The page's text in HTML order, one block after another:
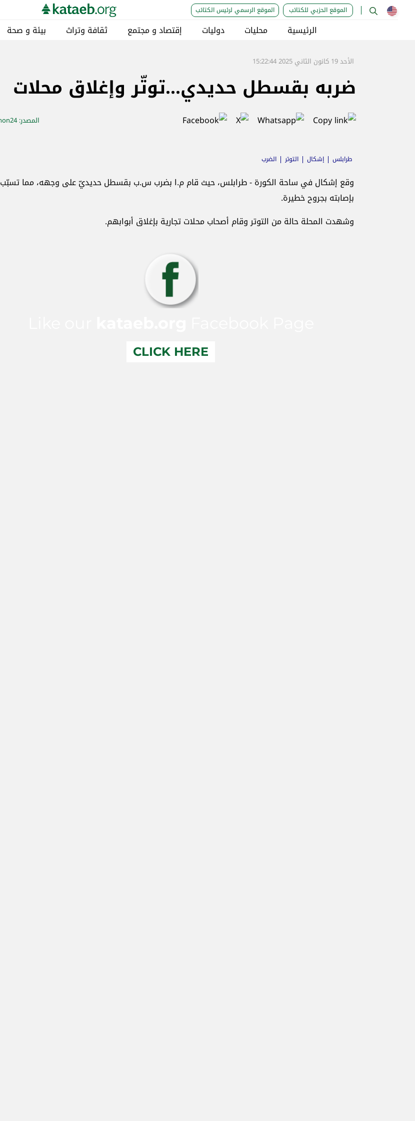
الموقع الحزبي للكتائب الموقع الرسمي لرئيس الكتائب
الرئيسية محليات دوليات إقتصاد و مجتمع ثقافة وتراث بيئة و صحة
الأحد 19 كانون الثاني 2025 15:22:44
ضربه بقسطل حديدي...توتّر وإغلاق محلات
المصدر: lebanon24
طرابلس إشكال التوتر الضرب
وقع إشكال في ساحة الكورة - طرابلس، حيث قام م.ا بضرب س.ب بقسطل حديديّ على وجهه، مما تسبّب
بإصابته بجروح خطيرة.
وشهدت المحلة حالة من التوتر وقام أصحاب محلات تجارية بإغلاق أبوابهم.
CLICK HERE